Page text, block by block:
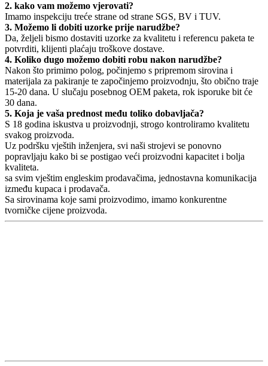
2. kako vam možemo vjerovati?
Imamo inspekciju treće strane od strane SGS, BV i TUV.
3. Možemo li dobiti uzorke prije narudžbe?
Da, željeli bismo dostaviti uzorke za kvalitetu i referencu paketa te
potvrditi, klijenti plaćaju troškove dostave.
4. Koliko dugo možemo dobiti robu nakon narudžbe?
Nakon što primimo polog, počinjemo s pripremom sirovina i
materijala za pakiranje te započinjemo proizvodnju, što obično traje
15-20 dana. U slučaju posebnog OEM paketa, rok isporuke bit će
30 dana.
5. Koja je vaša prednost među toliko dobavljača?
S 18 godina iskustva u proizvodnji, strogo kontroliramo kvalitetu
svakog proizvoda.
Uz podršku vještih inženjera, svi naši strojevi se ponovno
popravljaju kako bi se postigao veći proizvodni kapacitet i bolja
kvaliteta.
sa svim vještim engleskim prodavačima, jednostavna komunikacija
između kupaca i prodavača.
Sa sirovinama koje sami proizvodimo, imamo konkurentne
tvorničke cijene proizvoda.